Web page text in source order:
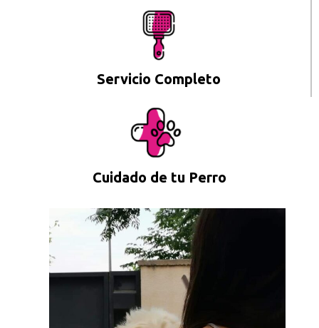
Servicio Completo
Cuidado de tu Perro